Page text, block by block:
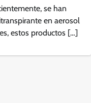
se han
en aerosol
estos productos […]